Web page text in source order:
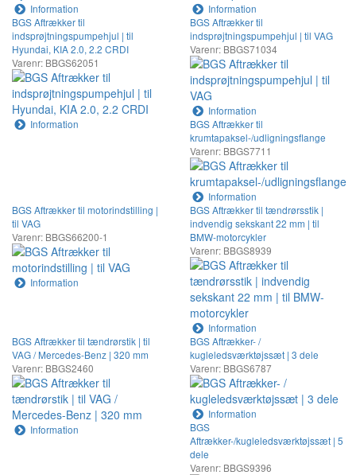
Information
Information
BGS Aftrækker til
indsprøjtningspumpehjul | til
Hyundai, KIA 2.0, 2.2 CRDI
Varenr: BBGS62051
Information
BGS Aftrækker til
indsprøjtningspumpehjul | til VAG
Varenr: BBGS71034
Information
BGS Aftrækker til
krumtapaksel-/udligningsflange
Varenr: BBGS7711
Information
BGS Aftrækker til motorindstilling |
til VAG
Varenr: BBGS66200-1
Information
BGS Aftrækker til tændrørsstik |
indvendig sekskant 22 mm | til
BMW-motorcykler
Varenr: BBGS8939
Information
BGS Aftrækker til tændrørstik | til
VAG / Mercedes-Benz | 320 mm
Varenr: BBGS2460
Information
BGS Aftrækker- /
kugleledsværktøjssæt | 3 dele
Varenr: BBGS6787
Information
BGS
Aftrækker-/kugleledsværktøjssæt | 5
dele
Varenr: BBGS9396